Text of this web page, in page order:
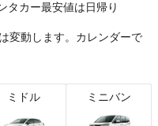
タカー最安値は日帰り
変動します。カレンダーで
ミドル ミニバン